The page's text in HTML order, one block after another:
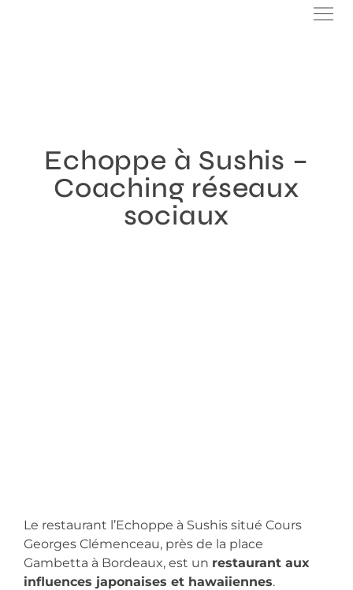
Echoppe à Sushis –
Coaching réseaux
sociaux
Le restaurant l’Echoppe à Sushis situé Cours
Georges Clémenceau, près de la place
Gambetta à Bordeaux, est un restaurant aux
influences japonaises et hawaiiennes.